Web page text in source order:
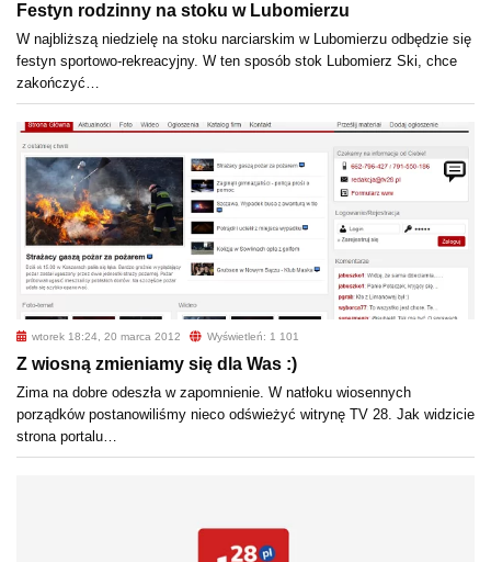
Festyn rodzinny na stoku w Lubomierzu
W najbliższą niedzielę na stoku narciarskim w Lubomierzu odbędzie się
festyn sportowo-rekreacyjny. W ten sposób stok Lubomierz Ski, chce
zakończyć…
wtorek 18:24, 20 marca 2012 Wyświetleń: 1 101
Z wiosną zmieniamy się dla Was :)
Zima na dobre odeszła w zapomnienie. W natłoku wiosennych
porządków postanowiliśmy nieco odświeżyć witrynę TV 28. Jak widzicie
strona portalu…